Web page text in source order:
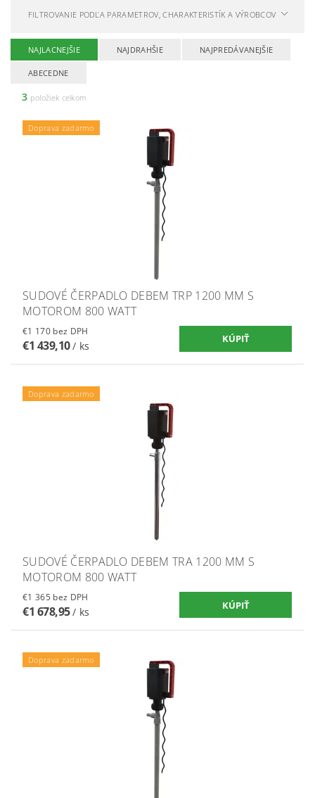
FILTROVANIE PODĽA PARAMETROV, CHARAKTERISTÍK A VÝROBCOV
NAJLACNEJŠIE NAJDRAHŠIE NAJPREDÁVANEJŠIE
ABECEDNE
3 položiek celkom
Doprava zadarmo
SUDOVÉ ČERPADLO DEBEM TRP 1200 MM S
MOTOROM 800 WATT
€1 170 bez DPH
€1 439,10/ ks
Doprava zadarmo
SUDOVÉ ČERPADLO DEBEM TRA 1200 MM S
MOTOROM 800 WATT
€1 365 bez DPH
€1 678,95/ ks
Doprava zadarmo